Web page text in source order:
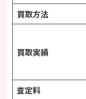
買取方法
買取実績
査定料